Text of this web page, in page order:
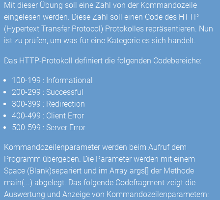
Mit dieser Übung soll eine Zahl von der Kommandozeile
eingelesen werden. Diese Zahl soll einen Code des HTTP
(Hypertext Transfer Protocol) Protokolles repräsentieren. Nun
ist zu prüfen, um was für eine Kategorie es sich handelt.
Das HTTP-Protokoll definiert die folgenden Codebereiche:
100-199 : Informational
200-299 : Successful
300-399 : Redirection
400-499 : Client Error
500-599 : Server Error
Kommandozeilenparameter werden beim Aufruf dem
Programm übergeben. Die Parameter werden mit einem
Space (Blank)separiert und im Array args[] der Methode
main(...) abgelegt. Das folgende Codefragment zeigt die
Auswertung und Anzeige von Kommandozeilenparametern: